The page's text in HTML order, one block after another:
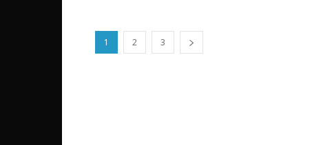
1 2 3